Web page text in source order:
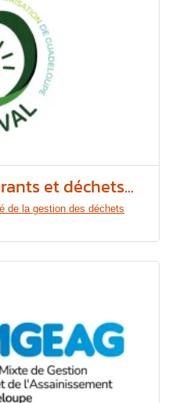
et déchets...
de la gestion des déchets